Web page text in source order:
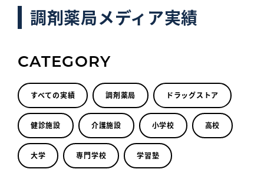
調剤薬局メディア実績
CATEGORY
すべての実績 調剤薬局 ドラッグストア
健診施設 介護施設 小学校 高校
大学 専門学校 学習塾